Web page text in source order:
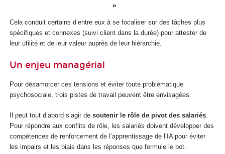
Cela conduit certains d’entre eux à se focaliser sur des tâches plus
spécifiques et connexes (suivi client dans la durée) pour attester de
leur utilité et de leur valeur auprès de leur hiérarchie.
Un enjeu managérial
Pour désamorcer ces tensions et éviter toute problématique
psychosociale, trois pistes de travail peuvent être envisagées.
Il peut tout d’abord s’agir de soutenir le rôle de pivot des salariés
Pour répondre aux conflits de rôle, les salariés doivent développer des
compétences de renforcement de l’apprentissage de l’IA pour éviter
les impairs et les biais dans les réponses que formule le bot.